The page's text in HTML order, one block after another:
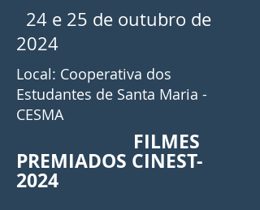
24 e 25 de outubro de
2024
Local: Cooperativa dos
Estudantes de Santa Maria -
CESMA
FILMES
PREMIADOS CINEST-
2024